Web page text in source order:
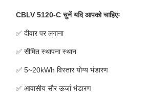
CBLV 5120-C चुनें यदि आपको चाहिएः
✅ दीवार पर लगाना
✅ सीमित स्थापना स्थान
✅ 5~20kWh विस्तार योग्य भंडारण
✅ आवासीय सौर ऊर्जा भंडारण